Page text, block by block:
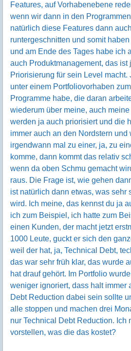
Features, auf Vorhabenebene
wenn wir dann in den
natürlich diese Features dann
runtergeschnitten und somit
und am Ende des Tages habe ich
auch Produktmanagement, das ist
Priorisierung für sein Level macht.
unter einem Portfoliovorhaben
Programme habe, die daran
wiederum über meine, auch
werden ja auch priorisiert und die
immer auch an den Nordstern und
irgendwann mal zu einer, ja, zu
komme, dann kommt das relativ
wenn da oben Schmu gemacht
raus. Die Frage ist, wie gehen
ist natürlich dann etwas, was sehr
wird. Ich meine, das kennst du ja
ich zum Beispiel, ich hatte zum
einen Kunden, der macht jetzt
1000 Leute, guckt er sich den
weil der hat, ja, Technical Debt,
das war sehr früh klar, das wurde
hat drauf gehört. Im Portfolio
weniger ignoriert, dass halt immer
Debt Reduction dabei sein sollte
alle stoppen und machen drei
nur Technical Debt Reduction. Ich
vorstellen, was die das kostet?